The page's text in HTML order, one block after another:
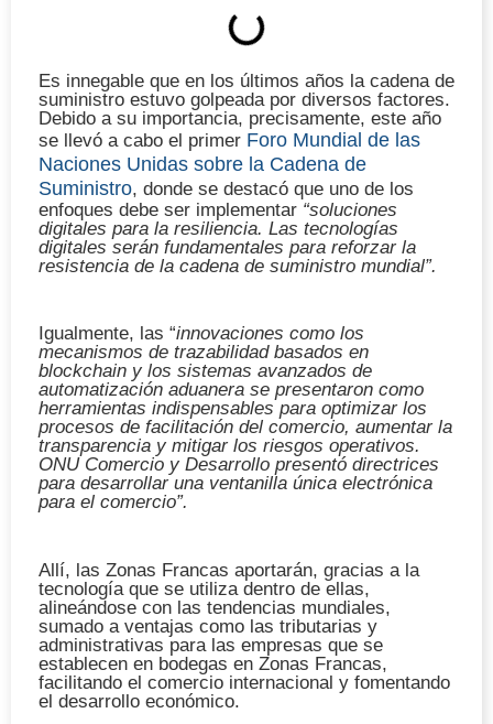
Es innegable que en los últimos años la cadena de
suministro estuvo golpeada por diversos factores.
Debido a su importancia, precisamente, este año
se llevó a cabo el primer Foro Mundial de las
Naciones Unidas sobre la Cadena de
Suministro, donde se destacó que uno de los
enfoques debe ser implementar “soluciones
digitales para la resiliencia. Las tecnologías
digitales serán fundamentales para reforzar la
resistencia de la cadena de suministro mundial”.
Igualmente, las “innovaciones como los
mecanismos de trazabilidad basados en
blockchain y los sistemas avanzados de
automatización aduanera se presentaron como
herramientas indispensables para optimizar los
procesos de facilitación del comercio, aumentar la
transparencia y mitigar los riesgos operativos.
ONU Comercio y Desarrollo presentó directrices
para desarrollar una ventanilla única electrónica
para el comercio”.
Allí, las Zonas Francas aportarán, gracias a la
tecnología que se utiliza dentro de ellas,
alineándose con las tendencias mundiales,
sumado a ventajas como las tributarias y
administrativas para las empresas que se
establecen en bodegas en Zonas Francas,
facilitando el comercio internacional y fomentando
el desarrollo económico.